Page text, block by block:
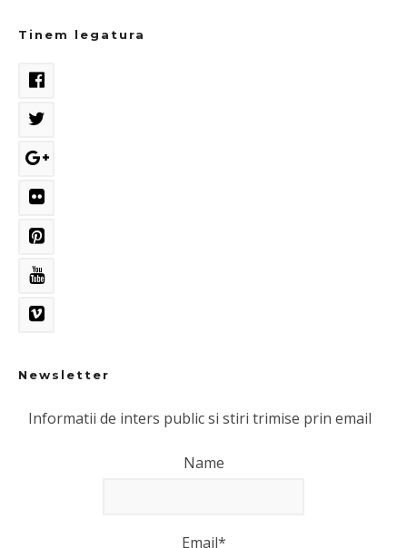
Tinem legatura
Newsletter
Informatii de inters public si stiri trimise prin email
Name
Email*